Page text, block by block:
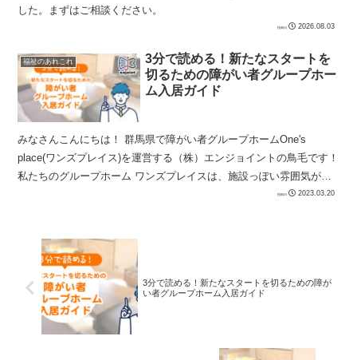
した。まずはご相談ください。
2026.08.03
福祉のあれこれ
3分で読める！新たなスタートを
切るための障がい者グループホー
ム入居ガイド
みなさんこんにちは！ 群馬県で障がい者グループホームOne's
place(ワンズプレイス)を運営する（株）エンジョイントの鳥毛です！
私たちのグループホーム ワンズプレイスは、施設っぽい雰囲気が苦
2023.03.20
3分で読める！新たなスタートを切るための障が
い者グループホーム入居ガイド